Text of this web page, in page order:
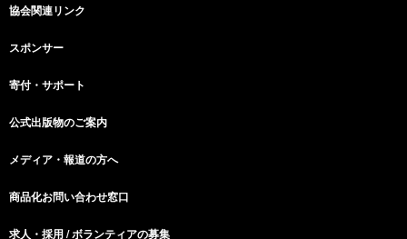
協会関連リンク
スポンサー
寄付・サポート
公式出版物のご案内
メディア・報道の方へ
商品化お問い合わせ窓口
求人・採用 / ボランティアの募集